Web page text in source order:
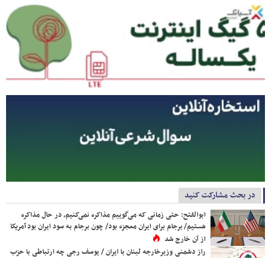
در بحث مشارکت کنید
ابوالفتح: حتی زمانی که می‌گوییم مذاکره نمی‌کنیم، در حال مذاکره
هستیم/ برجام برای ایران معجزه بود/ چون برجام به سود ایران بود آمریکا
از آن خارج شد
راز دشمنی وزیرخارجه لبنان با ایران / یوسف رجی چه ارتباطی با حزب